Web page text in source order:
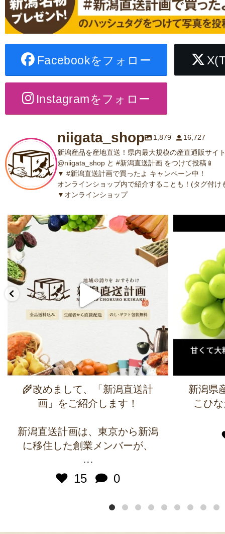
Facebookをフォロー
Instagramをフォロー
niigata_shop 1,879
16,727
新潟産品を産地直送！県内最大規模の産直通販サイ
@niigata_shop と #新潟直送計画 をつけて投稿📱
▼ #新潟直送計画で買ったよ キャンペーン中！
オンラインショップ内で紹介することも！(タグ付け
▼オンラインショップ
🌾改めまして、「新潟直送計
画」をご紹介します！
新潟直送計画は、東京から新潟
に移住した創業メンバーが、
...
15
0
新潟県
こひ